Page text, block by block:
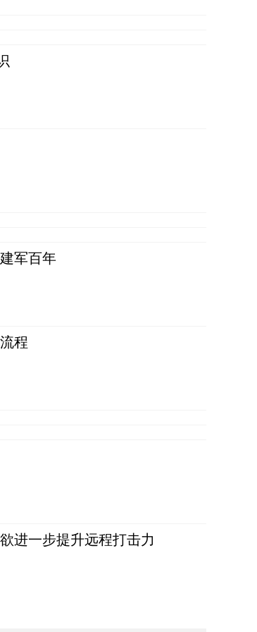
军百年
程
进一步提升远程打击力